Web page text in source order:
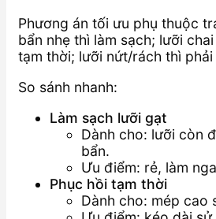
Phương án tối ưu phụ thuộc
bẩn nhẹ thì làm sạch; lưỡi
tạm thời; lưỡi nứt/rách thì phải
So sánh nhanh:
Làm sạch lưỡi gạt
Dành cho: lưỡi còn
bẩn.
Ưu điểm: rẻ, làm
Phục hồi tạm thời
Dành cho: mép cao